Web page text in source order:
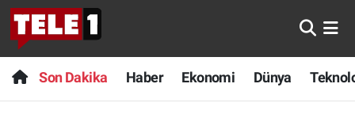
Son Dakika Haber Ekonomi Dünya
Anında Manşet
Başka Sohbetler
Son Dakika
Haber
Nöbetçi Eczaneler
Hava Durumu